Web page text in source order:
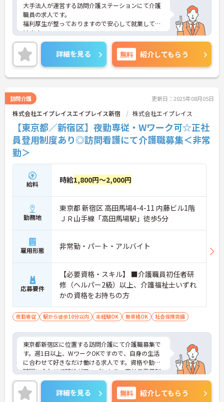
大手法人が運営する訪問介護ステーションにて介護
職員の求人です。
福利厚生が整っておりますので安心して就業して頂
けます。
ご興味のある方は面接対策ポイントなどお話致しま
すのでお気軽にお問い合わせください。
詳細を見る 無料 紹介してもらう
訪問介護 更新日：2025年08月05日
株式会社エイプレイスエイプレイス新宿 株式会社エイプレイス
【東京都／新宿区】夜勤専従・Wワーク可☆正社
員登用制度あり◎訪問看護にて介護職募集＜非常
勤＞
給料 時給1,800円～2,000円
勤務地
東京都 新宿区 高田馬場4-4-11 内藤ビル1階
ＪＲ山手線「高田馬場駅」徒歩5分
雇用形態 非常勤・パート・アルバイト
応募要件
【必要資格・スキル】 ■介護職員初任者研
修（ヘルパー2級）以上、介護福祉士いずれ
かの資格をお持ちの方
夜勤専従 駅から徒歩10分以内 未経験OK 無資格OK 社会保険完備
東京都新宿区に位置する訪問介護にて介護職募集で
す。週1日以上、WワークOKですので、自身の生活
に合わせて好きなだけ働ける求人です。資格や勤務
時間に合わせて時給がアップしたり、正社員登用制
度があったり、モチベーションも保ちやすい職場で
す☆
詳細を見る 無料 紹介してもらう